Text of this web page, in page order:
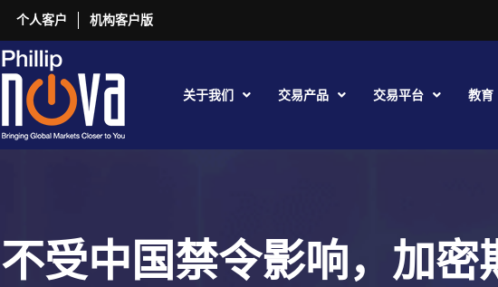
个人客户 机构客户版
关于我们 交易产品 交易平台 教育
不受中国禁令影响，加密